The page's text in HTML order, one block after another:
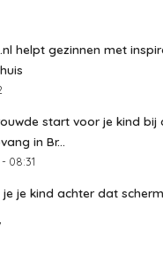
helpt gezinnen met
start voor je kind bij
in Br...
08:31
je je kind achter dat